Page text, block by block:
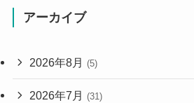
アーカイブ
2026年8月 (5)
2026年7月 (31)